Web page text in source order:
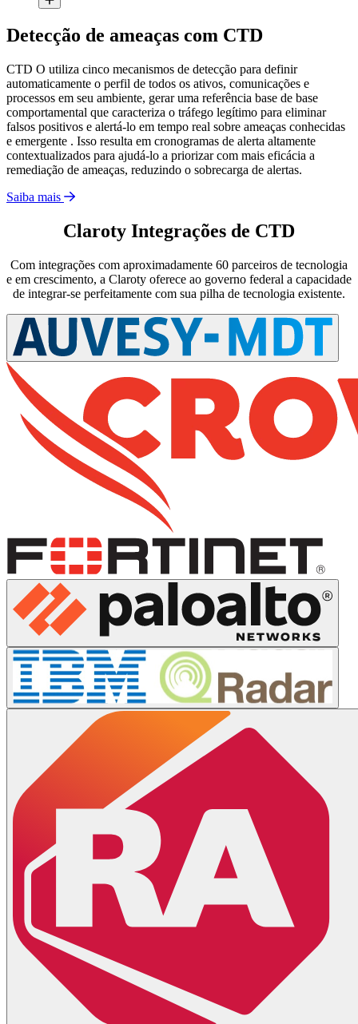
Detecção de ameaças com CTD
CTD O utiliza cinco mecanismos de detecção para definir
automaticamente o perfil de todos os ativos, comunicações e
processos em seu ambiente, gerar uma referência base de base
comportamental que caracteriza o tráfego legítimo para eliminar
falsos positivos e alertá-lo em tempo real sobre ameaças conhecidas
e emergente . Isso resulta em cronogramas de alerta altamente
contextualizados para ajudá-lo a priorizar com mais eficácia a
remediação de ameaças, reduzindo o sobrecarga de alertas.
Saiba mais
Claroty Integrações de CTD
Com integrações com aproximadamente 60 parceiros de tecnologia
e em crescimento, a Claroty oferece ao governo federal a capacidade
de integrar-se perfeitamente com sua pilha de tecnologia existente.